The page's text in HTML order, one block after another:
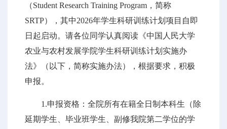
（Student Research Training Program，简称
SRTP），其中2026年学生科研训练计划项目自即
日起启动。请各位同学认真阅读《中国人民大学
农业与农村发展学院学生科研训练计划实施办
法》（以下，简称实施办法），根据要求，积极
申报。
1.申报资格：全院所有在籍全日制本科生（除
延期学生、毕业班学生、副修我院第二学位的学